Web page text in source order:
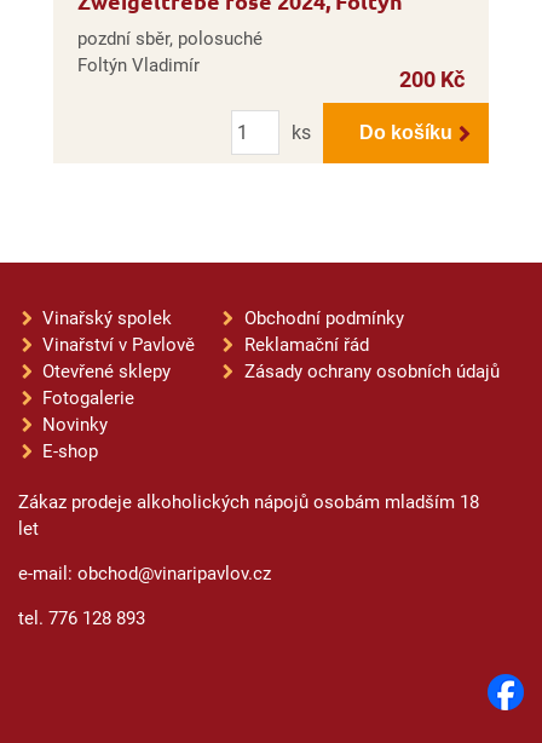
pozdní sběr, polosuché
Foltýn Vladimír
200 Kč
Počet
ks
Do košíku
Vinařský spolek
Vinařství v Pavlově
Otevřené sklepy
Fotogalerie
Novinky
E-shop
Obchodní podmínky
Reklamační řád
Zásady ochrany osobních údajů
Zákaz prodeje alkoholických nápojů osobám mladším 18
let
e-mail: obchod@vinaripavlov.cz
tel. 776 128 893